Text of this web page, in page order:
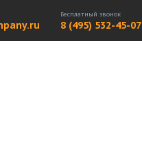
Бесплатный звонок
8 (495) 532-45-07